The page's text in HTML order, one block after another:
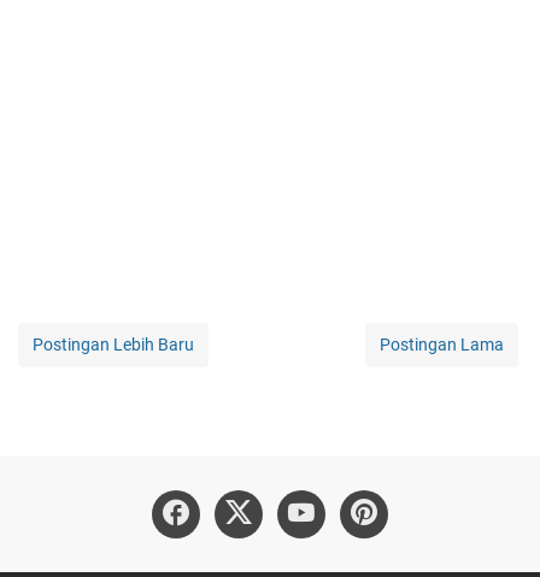
Postingan Lebih Baru Postingan Lama